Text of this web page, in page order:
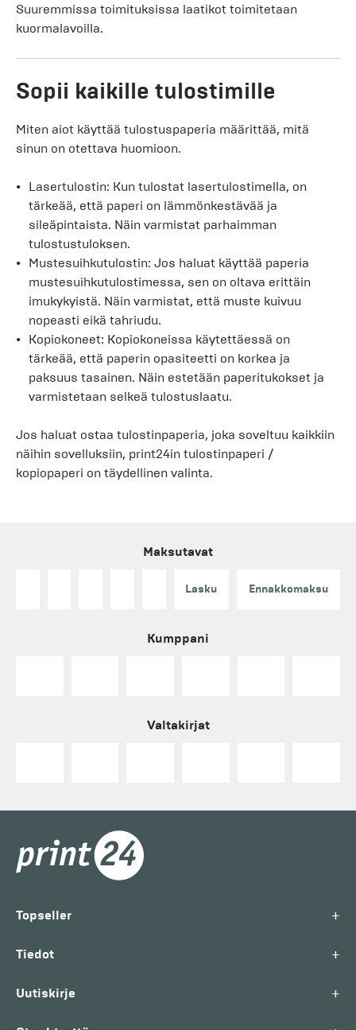
Suuremmissa toimituksissa laatikot toimitetaan
kuormalavoilla.
Sopii kaikille tulostimille
Miten aiot käyttää tulostuspaperia määrittää, mitä
sinun on otettava huomioon.
Lasertulostin: Kun tulostat lasertulostimella, on
tärkeää, että paperi on lämmönkestävää ja
sileäpintaista. Näin varmistat parhaimman
tulostustuloksen.
Mustesuihkutulostin: Jos haluat käyttää paperia
mustesuihkutulostimessa, sen on oltava erittäin
imukykyistä. Näin varmistat, että muste kuivuu
nopeasti eikä tahriudu.
Kopiokoneet: Kopiokoneissa käytettäessä on
tärkeää, että paperin opasiteetti on korkea ja
paksuus tasainen. Näin estetään paperitukokset ja
varmistetaan selkeä tulostuslaatu.
Jos haluat ostaa tulostinpaperia, joka soveltuu kaikkiin
näihin sovelluksiin, print24in tulostinpaperi /
kopiopaperi on täydellinen valinta.
Maksutavat
Lasku Ennakkomaksu
Kumppani
Valtakirjat
Topseller +
Tiedot +
Uutiskirje +